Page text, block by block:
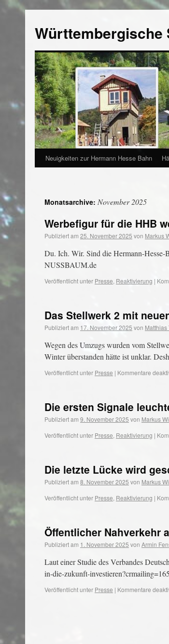
Württembergische
Neuigkeiten zur Hermann Hesse Bahn
Monatsarchive: November 2025
Werbefigur für die HHB
Publiziert am 25. November 2025 von Markus
Du. Ich. Wir. Sind die Hermann-
NUSSBAUM.de
Veröffentlicht unter Presse, Reaktivierung |
Das Stellwerk 2 mit
Publiziert am 17. November 2025 von Matthias
Wegen des Umzugs wurden vom
Winter überstanden hätte ist unklar.
Veröffentlicht unter Presse | Kommentare
Die ersten Signale
Publiziert am 9. November 2025 von Markus
Veröffentlicht unter Presse, Reaktivierung |
Die letzte Lücke wird
Publiziert am 8. November 2025 von Markus
Veröffentlicht unter Presse, Reaktivierung |
Öffentlicher Nahverkehr
Publiziert am 1. November 2025 von Armin
Laut einer Studie des Verbandes
in-die-zukunft-
Veröffentlicht unter Presse | Kommentare